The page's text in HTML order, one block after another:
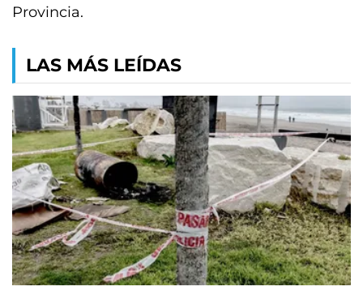
Provincia.
LAS MÁS LEÍDAS